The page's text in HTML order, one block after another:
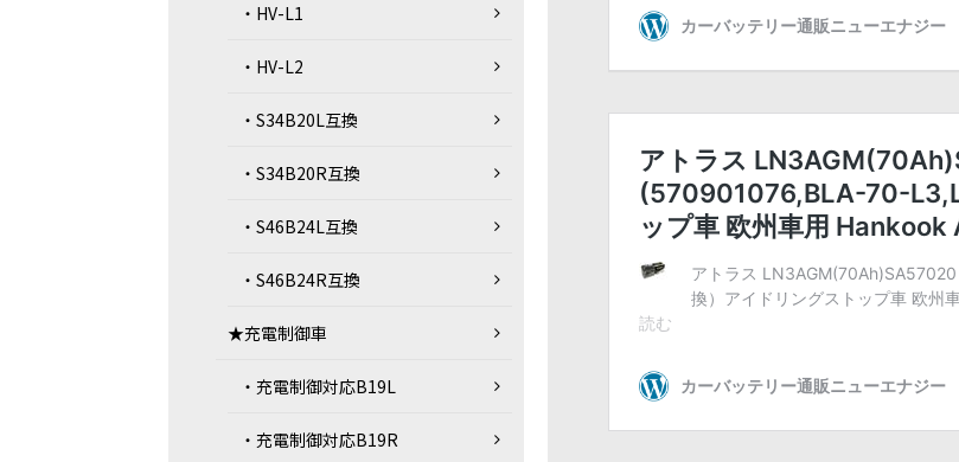
・HV-L1
・HV-L2
・S34B20L互換
・S34B20R互換
・S46B24L互換
・S46B24R互換
★充電制御車
・充電制御対応B19L
・充電制御対応B19R